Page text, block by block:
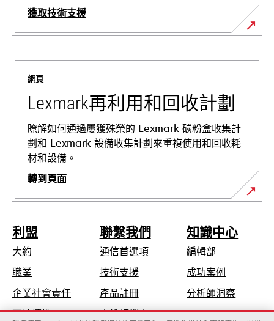
獲取技術支援
在
新
網頁
Lexmark再利用和回收計劃
瞭解如何通過屢獲殊榮的 Lexmark 碳粉盒收集計
劃和 Lexmark 設備收集計劃來重複使用和回收耗
材和設備。
轉到頁面
利盟
大約
職業
企業社會責任在
新
可持續性
聯繫我們
通信首選項
技術支援在
標
籤
產品註冊
查找轉銷商
知識中心
編輯部
成功案例
分析師洞察